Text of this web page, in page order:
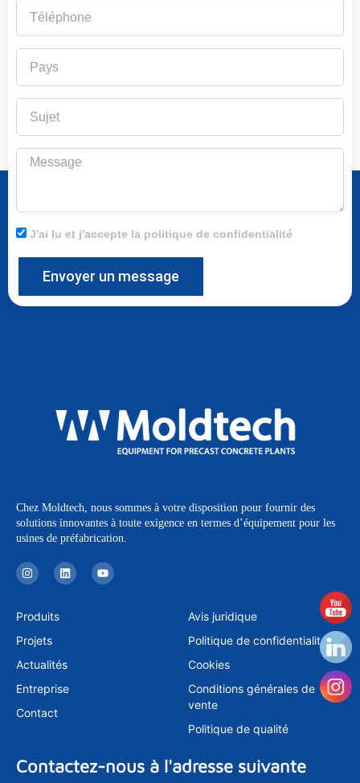
Message
J'ai lu et j'accepte la politique de confidentialité
Envoyer un message
Chez Moldtech, nous sommes à votre disposition pour fournir des
solutions innovantes à toute exigence en termes d’équipement pour les
usines de préfabrication.
I
n
s
a
g
a
L
i
n
Y
o
u
Produits
Projets
Actualités
Entreprise
Contact
Avis juridique
Politique de confidentialité
Cookies
Conditions générales de
vente
Politique de qualité
Contactez-nous à l'adresse suivante